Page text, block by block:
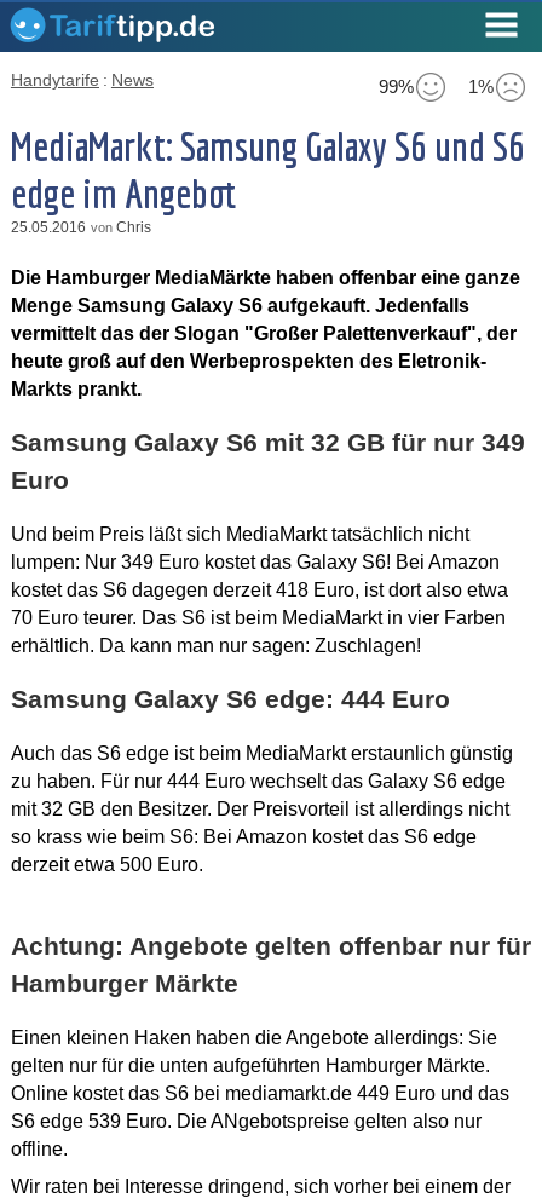
99% 1%
Handytarife : News
MediaMarkt: Samsung Galaxy S6 und S6
edge im Angebot
25.05.2016 von Chris
Die Hamburger MediaMärkte haben offenbar eine ganze
Menge Samsung Galaxy S6 aufgekauft. Jedenfalls
vermittelt das der Slogan "Großer Palettenverkauf", der
heute groß auf den Werbeprospekten des Eletronik-
Markts prankt.
Samsung Galaxy S6 mit 32 GB für nur 349
Euro
Und beim Preis läßt sich MediaMarkt tatsächlich nicht
lumpen: Nur 349 Euro kostet das Galaxy S6! Bei Amazon
kostet das S6 dagegen derzeit 418 Euro, ist dort also etwa
70 Euro teurer. Das S6 ist beim MediaMarkt in vier Farben
erhältlich. Da kann man nur sagen: Zuschlagen!
Samsung Galaxy S6 edge: 444 Euro
Auch das S6 edge ist beim MediaMarkt erstaunlich günstig
zu haben. Für nur 444 Euro wechselt das Galaxy S6 edge
mit 32 GB den Besitzer. Der Preisvorteil ist allerdings nicht
so krass wie beim S6: Bei Amazon kostet das S6 edge
derzeit etwa 500 Euro.
Achtung: Angebote gelten offenbar nur für
Hamburger Märkte
Einen kleinen Haken haben die Angebote allerdings: Sie
gelten nur für die unten aufgeführten Hamburger Märkte.
Online kostet das S6 bei mediamarkt.de 449 Euro und das
S6 edge 539 Euro. Die ANgebotspreise gelten also nur
offline.
Wir raten bei Interesse dringend, sich vorher bei einem der